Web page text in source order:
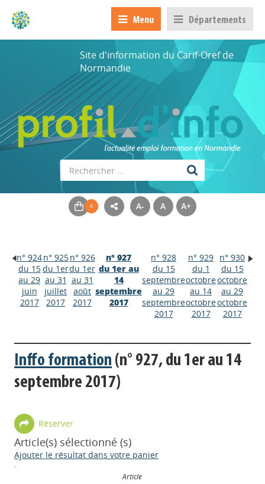
Menu Départements
Site d'information du Carif-Oref de
Normandie
A- A A+
n° 924
du 15
au 29
juin
2017
n° 925
du 1er
au 31
juillet
2017
n° 926
du 1er
au 31
août
2017
n° 927
du 1er au
14
septembre
2017
n° 928
du 15
septembre
au 29
septembre
2017
n° 929
du 1
octobre
au 14
octobre
2017
n° 930
du 15
octobre
au 29
octobre
2017
Inffo formation (n° 927, du 1er au 14
septembre 2017)
Réserver
Article(s) sélectionné (s)
Ajouter le résultat dans votre panier
Article